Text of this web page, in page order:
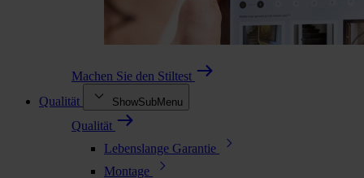
Machen Sie den Stiltest
Qualität
ShowSubMenu
Qualität
Lebenslange Garantie
Montage